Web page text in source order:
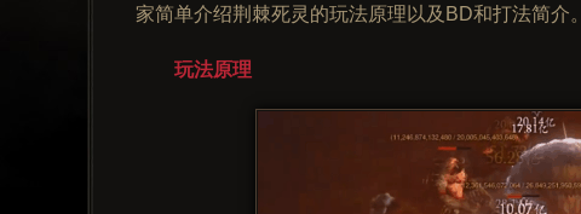
家简单介绍荆棘死灵的玩法原理以及BD和打法简介。
玩法原理